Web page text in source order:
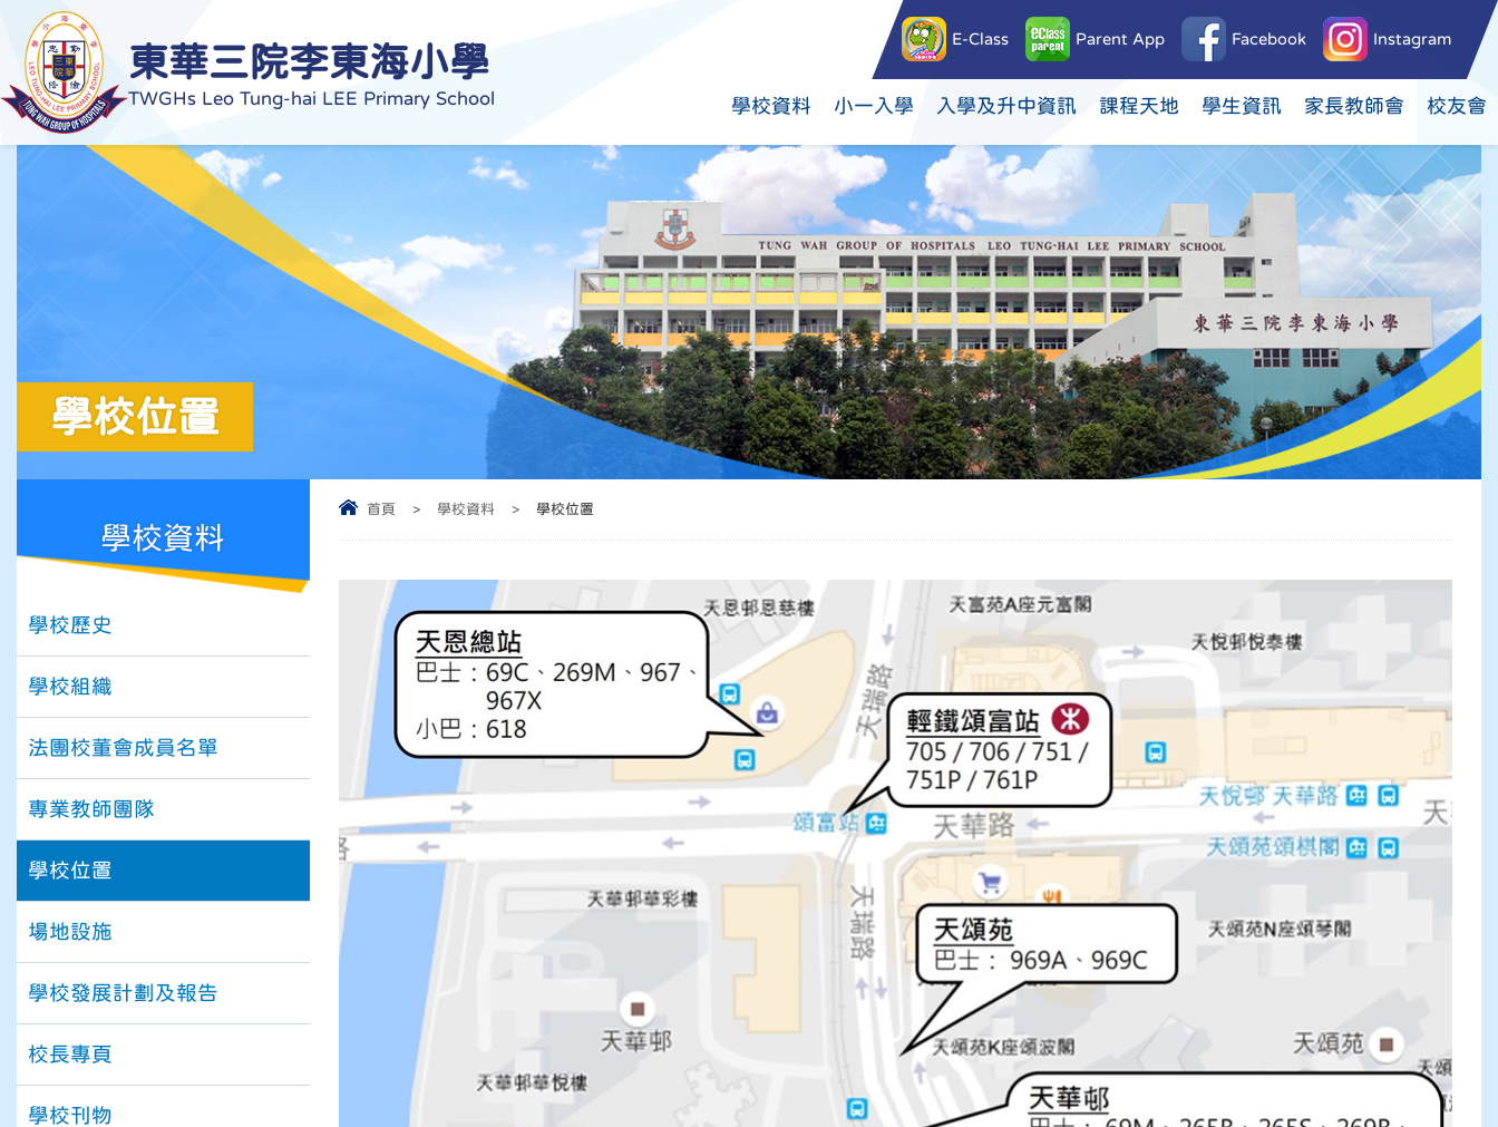
東華三院李東海小學
TWGHs Leo Tung-hai LEE Primary School
E-Class Parent App Facebook Instagram
學校資料 小一入學 入學及升中資訊 課程天地 學生資訊 家長教師會 校友會
學校位置
首頁 > 學校資料 > 學校位置
學校資料
學校歷史
學校組織
法團校董會成員名單
專業教師團隊
學校位置
場地設施
學校發展計劃及報告
校長專頁
學校刊物